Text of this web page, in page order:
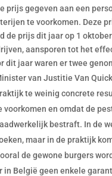
prijs gegeven aan een
te voorkomen. Deze
de prijs dit jaar op 1
aansporen tot het
dit jaar waren er twee
van Justitie Van
te weinig concrete
voorkomen en omdat de
bestraft. In de
maar in de praktijk
de gewone burgers
in België geen enkele